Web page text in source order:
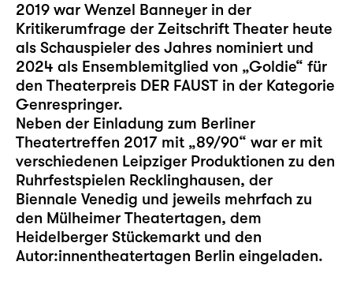
2019 war Wenzel Banneyer in der
Kritikerumfrage der Zeitschrift Theater heute
als Schauspieler des Jahres nominiert und
2024 als Ensemblemitglied von „Goldie“ für
den Theaterpreis DER FAUST in der Kategorie
Genrespringer.
Neben der Einladung zum Berliner
Theatertreffen 2017 mit „89/90“ war er mit
verschiedenen Leipziger Produktionen zu den
Ruhrfestspielen Recklinghausen, der
Biennale Venedig und jeweils mehrfach zu
den Mülheimer Theatertagen, dem
Heidelberger Stückemarkt und den
Autor:innentheatertagen Berlin eingeladen.